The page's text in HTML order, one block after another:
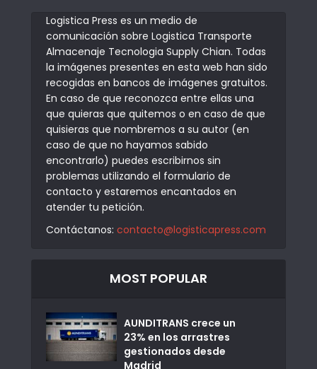
Logistica Press es un medio de
comunicación sobre Logistica Transporte
Almacenaje Tecnologia Supply Chian. Todas
la imágenes presentes en esta web han sido
recogidas en bancos de imágenes gratuitos.
En caso de que reconozca entre ellas una
que quieras que quitemos o en caso de que
quisieras que nombremos a su autor (en
caso de que no hayamos sabido
encontrarlo) puedes escribirnos sin
problemas utilizando el formulario de
contacto y estaremos encantados en
atender tu petición.
Contáctanos: contacto@logisticapress.com
MOST POPULAR
AUNDITRANS crece un
23% en los arrastres
gestionados desde
Madrid